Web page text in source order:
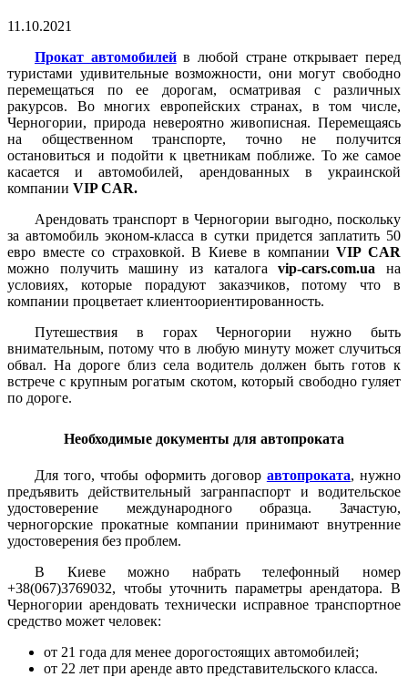
11.10.2021
Прокат автомобилейв любой стране открывает перед
туристами удивительные возможности, они могут свободно
перемещаться по ее дорогам, осматривая с различных
ракурсов. Во многих европейских странах, в том числе,
Черногории, природа невероятно живописная. Перемещаясь
на общественном транспорте, точно не получится
остановиться и подойти к цветникам поближе. То же самое
касается и автомобилей, арендованных в украинской
компании VIP CAR.
Арендовать транспорт в Черногории выгодно, поскольку
за автомобиль эконом-класса в сутки придется заплатить 50
евро вместе со страховкой. В Киеве в компанииVIP CAR
можно получить машину из каталогаvip-cars.com.ua на
условиях, которые порадуют заказчиков, потому что в
компании процветает клиентоориентированность.
Путешествия в горах Черногории нужно быть
внимательным, потому что в любую минуту может случиться
обвал. На дороге близ села водитель должен быть готов к
встрече с крупным рогатым скотом, который свободно гуляет
по дороге.
Необходимые документы для автопроката
Для того, чтобы оформить договор автопроката, нужно
предъявить действительный загранпаспорт и водительское
удостоверение международного образца. Зачастую,
черногорские прокатные компании принимают внутренние
удостоверения без проблем.
В Киеве можно набрать телефонный номер
+38(067)3769032, чтобы уточнить параметры арендатора. В
Черногории арендовать технически исправное транспортное
средство может человек:
от 21 года для менее дорогостоящих автомобилей;
от 22 лет при аренде авто представительского класса.